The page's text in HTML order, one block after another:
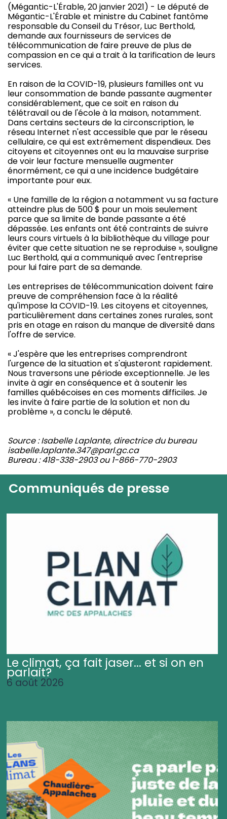
(Mégantic-L'Érable, 20 janvier 2021) - Le député de
Mégantic-L'Érable et ministre du Cabinet fantôme
responsable du Conseil du Trésor, Luc Berthold,
demande aux fournisseurs de services de
télécommunication de faire preuve de plus de
compassion en ce qui a trait à la tarification de leurs
services.
En raison de la COVID-19, plusieurs familles ont vu
leur consommation de bande passante augmenter
considérablement, que ce soit en raison du
télétravail ou de l'école à la maison, notamment.
Dans certains secteurs de la circonscription, le
réseau Internet n'est accessible que par le réseau
cellulaire, ce qui est extrêmement dispendieux. Des
citoyens et citoyennes ont eu la mauvaise surprise
de voir leur facture mensuelle augmenter
énormément, ce qui a une incidence budgétaire
importante pour eux.
« Une famille de la région a notamment vu sa facture
atteindre plus de 500 $ pour un mois seulement
parce que sa limite de bande passante a été
dépassée. Les enfants ont été contraints de suivre
leurs cours virtuels à la bibliothèque du village pour
éviter que cette situation ne se reproduise », souligne
Luc Berthold, qui a communiqué avec l'entreprise
pour lui faire part de sa demande.
Les entreprises de télécommunication doivent faire
preuve de compréhension face à la réalité
qu'impose la COVID-19. Les citoyens et citoyennes,
particulièrement dans certaines zones rurales, sont
pris en otage en raison du manque de diversité dans
l'offre de service.
« J'espère que les entreprises comprendront
l'urgence de la situation et s'ajusteront rapidement.
Nous traversons une période exceptionnelle. Je les
invite à agir en conséquence et à soutenir les
familles québécoises en ces moments difficiles. Je
les invite à faire partie de la solution et non du
problème », a conclu le député.
Source : Isabelle Laplante, directrice du bureau
isabelle.laplante.347@parl.gc.ca
Bureau : 418-338-2903 ou 1-866-770-2903
Communiqués de presse
Le climat, ça fait jaser... et si on en
parlait?
6 août 2026